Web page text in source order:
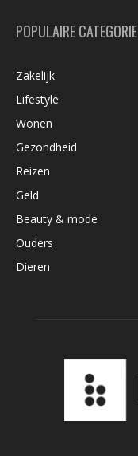
POPULAIRE CATEGORIE
Zakelijk
Lifestyle
Wonen
Gezondheid
Reizen
Geld
Beauty & mode
Ouders
Dieren